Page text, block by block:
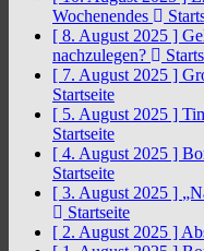
Wochenendes
[ 8. August 2025 ]
nachzulegen?
[ 7. August 2025 ]
Startseite
[ 5. August 2025 ]
Startseite
[ 4. August 2025 ]
Startseite
[ 3. August 2025 ]
Startseite
[ 2. August 2025 ]